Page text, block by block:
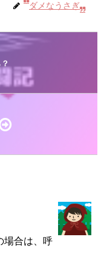
ダメなうさぎ
場合は、呼